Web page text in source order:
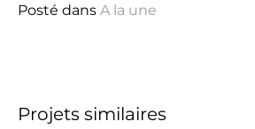
Posté dans A la une
Projets similaires